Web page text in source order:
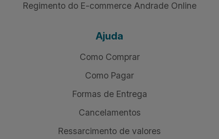
Regimento do E-commerce Andrade Online
Ajuda
Como Comprar
Como Pagar
Formas de Entrega
Cancelamentos
Ressarcimento de valores